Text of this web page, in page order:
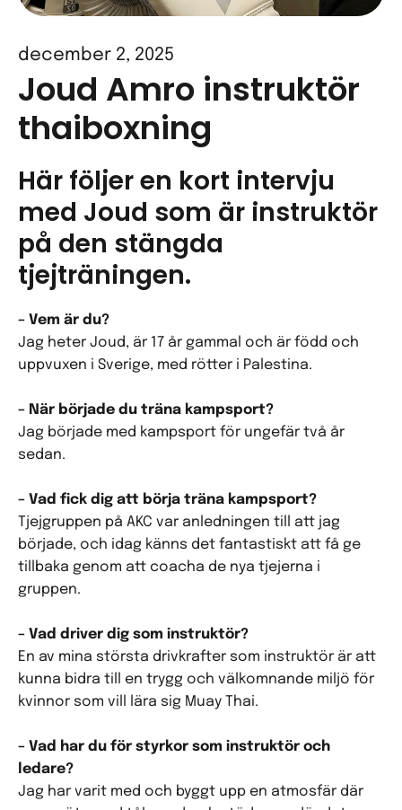
december 2, 2025
Joud Amro instruktör
thaiboxning
Här följer en kort intervju
med Joud som är instruktör
på den stängda
tjejträningen.
– Vem är du?
Jag heter Joud, är 17 år gammal och är född och
uppvuxen i Sverige, med rötter i Palestina.
– När började du träna kampsport?
Jag började med kampsport för ungefär två år
sedan.
– Vad fick dig att börja träna kampsport?
Tjejgruppen på AKC var anledningen till att jag
började, och idag känns det fantastiskt att få ge
tillbaka genom att coacha de nya tjejerna i
gruppen.
– Vad driver dig som instruktör?
En av mina största drivkrafter som instruktör är att
kunna bidra till en trygg och välkomnande miljö för
kvinnor som vill lära sig Muay Thai.
– Vad har du för styrkor som instruktör och
ledare?
Jag har varit med och byggt upp en atmosfär där